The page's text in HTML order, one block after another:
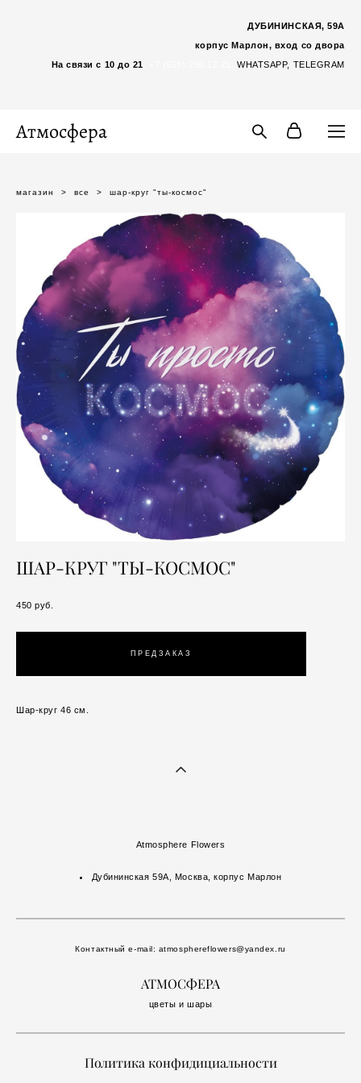
ДУБИНИНСКАЯ, 59А
корпус Марлон, вход со двора
На связи с 10 до 21
+7 (925) 250 12 21,WHATSAPP, TELEGRAM
Атмосфера
магазин > все > шар-круг "ты-космос"
ШАР-КРУГ "ТЫ-КОСМОС"
450 pуб.
ПРЕДЗАКАЗ
Шар-круг 46 см.
Atmosphere Flowers
Дубининская 59А, Москва, корпус Марлон
Контактный e-mail: atmosphereflowers@yandex.ru
АТМОСФЕРА
цветы и шары
Политика конфидициальности